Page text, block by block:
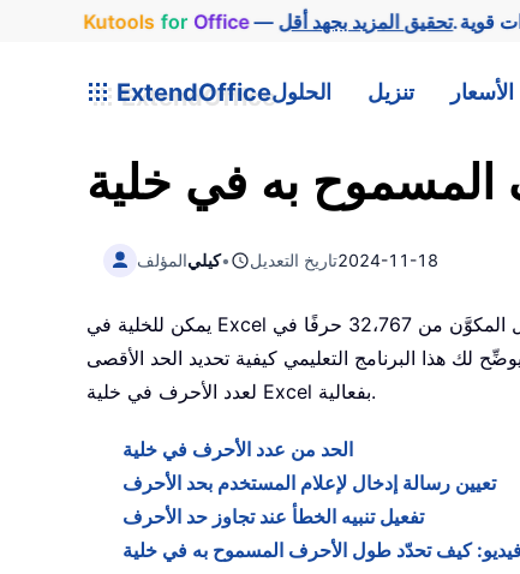
Kutools for Office قوية.
ExtendOfficeالحلول تنزيل الأسعار
المؤلفكيلي• تاريخ التعديل2024-11-18
يمكن للخلية في Excel أن تحتوي على ما يصل إلى 32،767 حرفًا كحد أقصى، مع عرض 1،024 حرفًا فقط في الخلية نفسها، بينما يُعرض المحتوى الكامل المكوَّن من 32،767 حرفًا في
إلى تقييد إدخال المستخدم بعدد معيَّن من الأحرف—مثل تحديده بـ 10 أحرف فقط. ويوضِّح لك هذا البرنامج التعليمي كيفية تحديد الحد الأقصى
لعدد الأحرف في خلية Excel بفعالية.
الحد من عدد الأحرف في خلية
تعيين رسالة إدخال لإعلام المستخدم بحد الأحرف
تفعيل تنبيه الخطأ عند تجاوز حد الأحرف